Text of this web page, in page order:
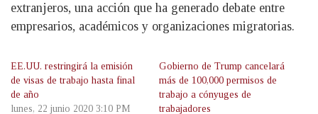
extranjeros, una acción que ha generado debate entre
empresarios, académicos y organizaciones migratorias.
EE.UU. restringirá la emisión
de visas de trabajo hasta final
de año
lunes, 22 junio 2020 3:10 PM
Gobierno de Trump cancelará
más de 100,000 permisos de
trabajo a cónyuges de
trabajadores